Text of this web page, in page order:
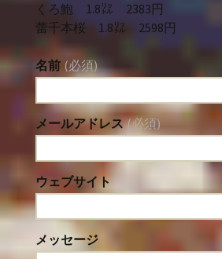
くろ鮑 1.8㍑ 2383円
蕾千本桜 1.8㍑ 2598円
名前 (必須)
メールアドレス (必須)
ウェブサイト
メッセージ